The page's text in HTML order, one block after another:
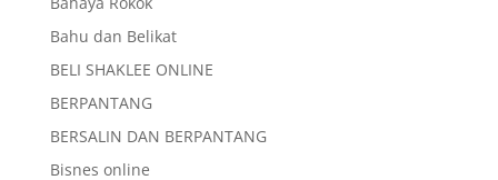
Bahu dan Belikat
BELI SHAKLEE ONLINE
BERPANTANG
BERSALIN DAN BERPANTANG
Bisnes online